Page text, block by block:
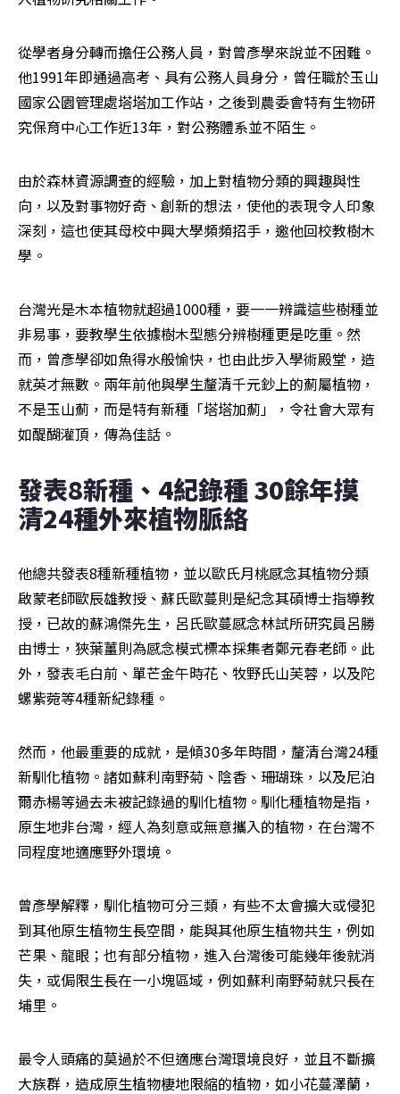
從學者身分轉而擔任公務人員，對曾彥學來說並不困難。
他1991年即通過高考、具有公務人員身分，曾任職於玉山
國家公園管理處塔塔加工作站，之後到農委會特有生物研
究保育中心工作近13年，對公務體系並不陌生。
由於森林資源調查的經驗，加上對植物分類的興趣與性
向，以及對事物好奇、創新的想法，使他的表現令人印象
深刻，這也使其母校中興大學頻頻招手，邀他回校教樹木
學。
台灣光是木本植物就超過1000種，要一一辨識這些樹種並
非易事，要教學生依據樹木型態分辨樹種更是吃重。然
而，曾彥學卻如魚得水般愉快，也由此步入學術殿堂，造
就英才無數。兩年前他與學生釐清千元鈔上的薊屬植物，
不是玉山薊，而是特有新種「塔塔加薊」，令社會大眾有
如醍醐灌頂，傳為佳話。
發表8新種、4紀錄種 30餘年摸
清24種外來植物脈絡
他總共發表8種新種植物，並以歐氏月桃感念其植物分類
啟蒙老師歐辰雄教授、蘇氏歐蔓則是紀念其碩博士指導教
授，已故的蘇鴻傑先生，呂氏歐蔓感念林試所研究員呂勝
由博士，狹葉薑則為感念模式標本採集者鄭元春老師。此
外，發表毛白前、單芒金午時花、牧野氏山芙蓉，以及陀
螺紫菀等4種新紀錄種。
然而，他最重要的成就，是傾30多年時間，釐清台灣24種
新馴化植物。諸如蘇利南野菊、陰香、珊瑚珠，以及尼泊
爾赤楊等過去未被記錄過的馴化植物。馴化種植物是指，
原生地非台灣，經人為刻意或無意攜入的植物，在台灣不
同程度地適應野外環境。
曾彥學解釋，馴化植物可分三類，有些不太會擴大或侵犯
到其他原生植物生長空間，能與其他原生植物共生，例如
芒果、龍眼；也有部分植物，進入台灣後可能幾年後就消
失，或侷限生長在一小塊區域，例如蘇利南野菊就只長在
埔里。
最令人頭痛的莫過於不但適應台灣環境良好，並且不斷擴
大族群，造成原生植物棲地限縮的植物，如小花蔓澤蘭，